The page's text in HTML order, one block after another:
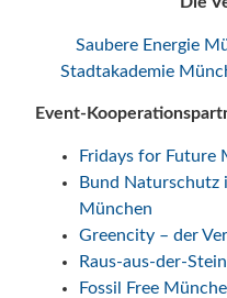
Saubere Energie
Stadtakademie
Event-
Fridays for Future
Bund Naturschutz
München
Greencity – der
Raus-aus-der-
Fossil Free